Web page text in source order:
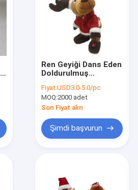
Ren Geyiği Dans Eden
Doldurulmuş
Fiyat:USD3.0-5.0/pc
MOQ:2000 adet
Son Fiyat alın
Şimdi başvurun